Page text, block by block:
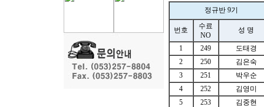
정규반 9기
번호
수료
NO
성 명
1 249
도태경
2
250
김은숙
3
251
박우순
4
252
김영미
5
253
김중현